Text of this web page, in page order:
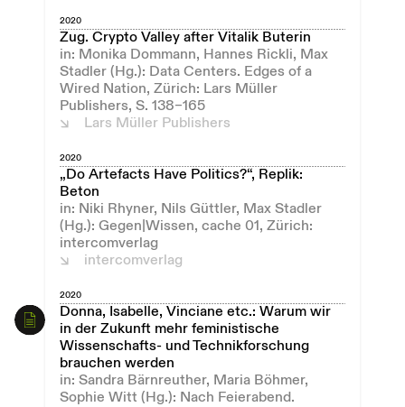
2020
Zug. Crypto Valley after Vitalik Buterin
in: Monika Dommann, Hannes Rickli, Max
Stadler (Hg.): Data Centers. Edges of a
Wired Nation, Zürich: Lars Müller
Publishers, S. 138–165
Lars Müller Publishers
2020
„Do Artefacts Have Politics?“, Replik:
Beton
in: Niki Rhyner, Nils Güttler, Max Stadler
(Hg.): Gegen|Wissen, cache 01, Zürich:
intercomverlag
intercomverlag
2020
Donna, Isabelle, Vinciane etc.: Warum wir
in der Zukunft mehr feministische
Wissenschafts- und Technikforschung
brauchen werden
in: Sandra Bärnreuther, Maria Böhmer,
Sophie Witt (Hg.): Nach Feierabend.